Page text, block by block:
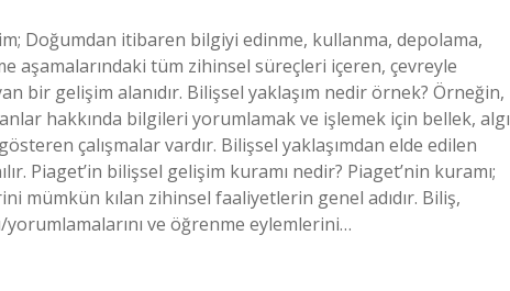
Doğumdan itibaren bilgiyi edinme, kullanma, depolama,
aşamalarındaki tüm zihinsel süreçleri içeren, çevreyle
bir gelişim alanıdır. Bilişsel yaklaşım nedir örnek? Örneğin,
hakkında bilgileri yorumlamak ve işlemek için bellek, algı
çalışmalar vardır. Bilişsel yaklaşımdan elde edilen
Piaget’in bilişsel gelişim kuramı nedir? Piaget’nin kuramı;
mümkün kılan zihinsel faaliyetlerin genel adıdır. Biliş,
ve öğrenme eylemlerini…